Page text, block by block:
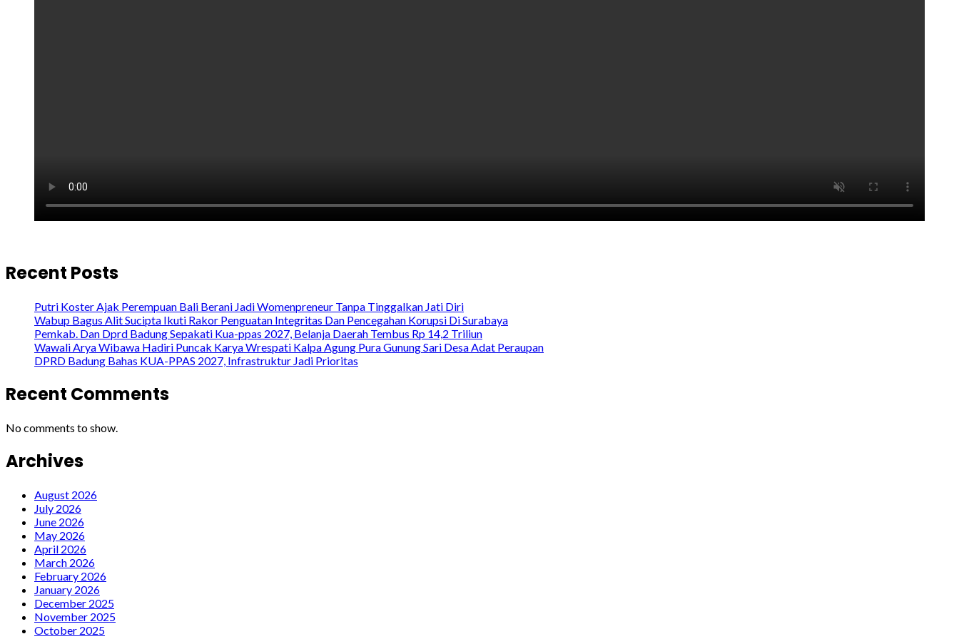
Recent Posts
Putri Koster Ajak Perempuan Bali Berani Jadi Womenpreneur Tanpa Tinggalkan Jati Diri
Wabup Bagus Alit Sucipta Ikuti Rakor Penguatan Integritas Dan Pencegahan Korupsi Di Surabaya
Pemkab. Dan Dprd Badung Sepakati Kua-ppas 2027, Belanja Daerah Tembus Rp 14,2 Triliun
Wawali Arya Wibawa Hadiri Puncak Karya Wrespati Kalpa Agung Pura Gunung Sari Desa Adat Peraupan
DPRD Badung Bahas KUA-PPAS 2027, Infrastruktur Jadi Prioritas
Recent Comments
No comments to show.
Archives
August 2026
July 2026
June 2026
May 2026
April 2026
March 2026
February 2026
January 2026
December 2025
November 2025
October 2025